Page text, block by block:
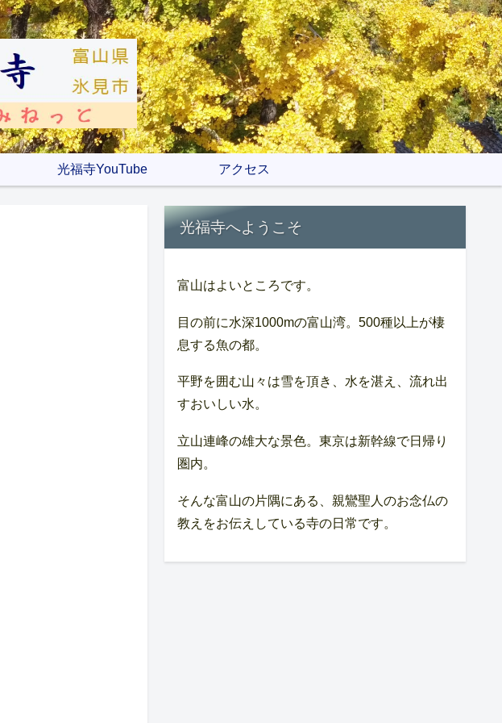
光福寺YouTube アクセス
光福寺へようこそ
富山はよいところです。
目の前に水深1000mの富山湾。500種以上が棲
息する魚の都。
平野を囲む山々は雪を頂き、水を湛え、流れ出
すおいしい水。
立山連峰の雄大な景色。東京は新幹線で日帰り
圏内。
そんな富山の片隅にある、親鸞聖人のお念仏の
教えをお伝えしている寺の日常です。